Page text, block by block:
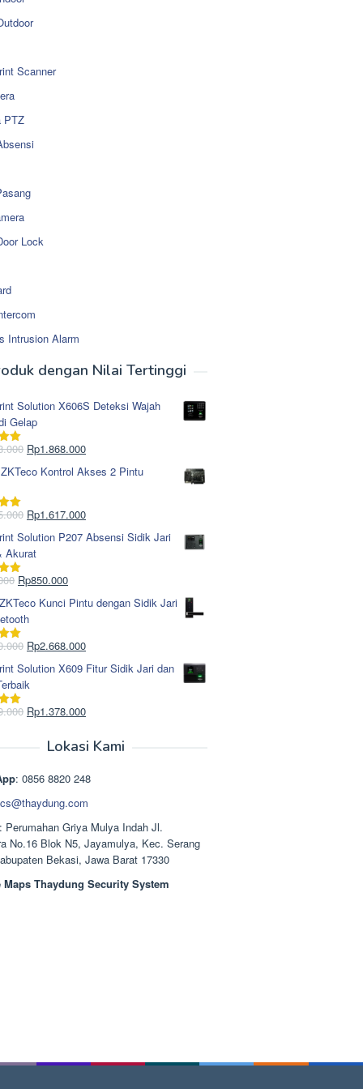
Scanner
PTZ
Lock
Intrusion Alarm
dengan Nilai Tertinggi
Solution X606S Deteksi Wajah
Gelap
5.00
Harga
aslinya
adalah:
Rp1.868.000Harga
saat
ini
Rp1.868.000.
Kontrol Akses 2 Pintu
5.00
Harga
aslinya
adalah:
Rp1.695.000.
Rp1.617.000Harga
saat
ini
Solution P207 Absensi Sidik Jari
Akurat
5.00Harga
aslinya
adalah:
Rp965.000.
Rp850.000Harga
saat
ini
Rp850.000.
Kunci Pintu dengan Sidik Jari
5.00
Harga
aslinya
adalah:
Rp2.750.000.
Rp2.668.000Harga
saat
ini
Rp2.668.000.
Solution X609 Fitur Sidik Jari dan
5.00
Harga
adalah:
Rp1.378.000Harga
ini
Rp1.378.000.
Lokasi Kami
: 0856 8820 248
cs@thaydung.com
: Perumahan Griya Mulya Indah Jl.
No.16 Blok N5, Jayamulya, Kec. Serang
Bekasi, Jawa Barat 17330
Maps Thaydung Security System